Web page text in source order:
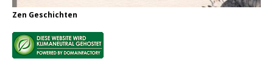
Zen Geschichten